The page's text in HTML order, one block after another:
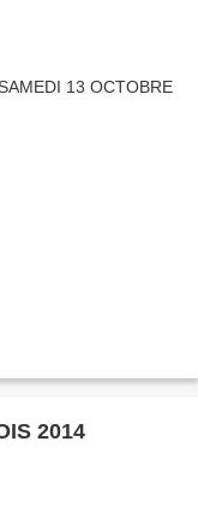
2014